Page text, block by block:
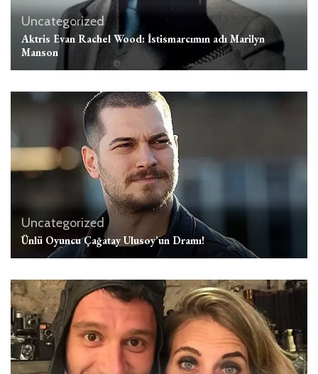
Uncategorized
Aktris Evan Rachel Wood: İstismarcımın adı Marilyn
Manson
Uncategorized
Ünlü Oyuncu Çağatay Ulusoy’un Dramı!